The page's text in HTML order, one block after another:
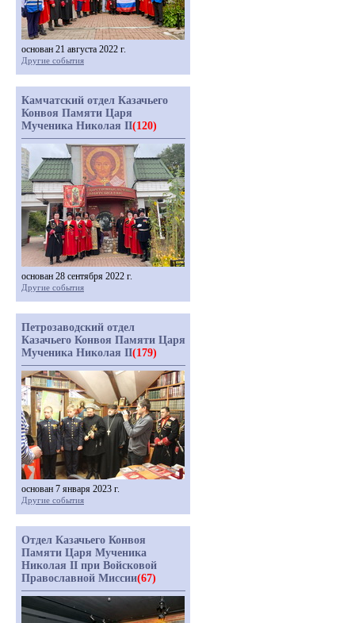
основан 21 августа 2022 г.
Другие события
Камчатский отдел Казачьего
Конвоя Памяти Царя
Мученика Николая II(120)
основан 28 сентября 2022 г.
Другие события
Петрозаводский отдел
Казачьего Конвоя Памяти Царя
Мученика Николая II(179)
основан 7 января 2023 г.
Другие события
Отдел Казачьего Конвоя
Памяти Царя Мученика
Николая II при Войсковой
Православной Миссии(67)